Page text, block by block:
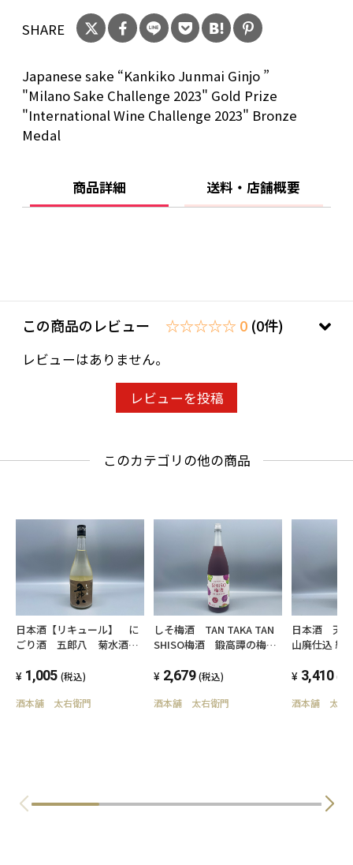
★「ロンドン酒チャレンジ2020」純米吟醸部
門 銀賞
2021」プレミアム純米部門 最高金賞
★「インターナショナルワインチャレンジ
2021」SAKE部門／純米吟醸酒の部 ゴールドメ
★「ワイングラスでおいしい日本酒アワード
2022」プレミアム純米部門 金賞
プロシュット）
2023」SAKE部門／純米吟醸酒の部 ブロンズメ
★「ミラノ酒チャレンジ2023」純米吟醸・吟醸
★「ワイングラスでおいしい日本酒アワード
2024」SAKE部門／純米吟醸酒の部 大会推奨酒
★「ミラノ酒チャレンジ2024」酒テイスティン
グ部門／純⽶吟醸・吟醸酒の部 ダブルゴール
★「ミラノ酒チャレンジ2024」ベストデザイン
賞
★「ワイングラスでおいしい日本酒アワード
2025」プレミアム純米部門 最高金賞
20歳未満の飲酒は法律で禁止されています。当
SHARE
Japanese sake “Kankiko Junmai Ginjo ”
"Milano Sake Challenge 2023" Gold Prize
"International Wine Challenge 2023" Bronze
Medal
商品詳細 送料・店舗概要
この商品のレビュー ☆☆☆☆☆ 0 (0件)
レビューはありません。
レビューを投稿
このカテゴリの他の商品
日本酒【リキュール】 に
ごり酒 五郎八 菊水酒
1,005 (税込)
酒本舗 太右衛門
しそ梅酒 TAN TAKA TAN
SHISO梅酒 鍛高譚の梅
2,679 (税込)
酒本舗 太右衛門
日本酒 天
山廃仕込
3,410 (税
酒本舗 太右